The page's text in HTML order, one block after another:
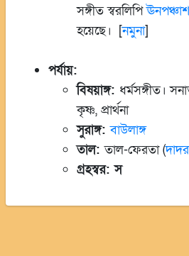
সঙ্গীত স্বরলিপি
হয়েছে। [নমুনা]
পর্যায়:
বিষয়াঙ্গ: ধর্মসঙ্গীত।
কৃষ্ণ, প্রার্থনা
সুরাঙ্গ:বাউলাঙ্গ
তাল:তাল-ফেরতা (
গ্রহস্বর: স